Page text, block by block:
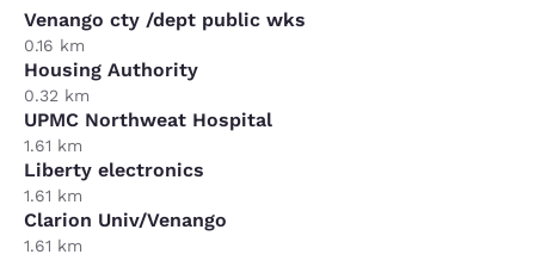
Venango cty /dept public wks
0.16 km
Housing Authority
0.32 km
UPMC Northweat Hospital
1.61 km
Liberty electronics
1.61 km
Clarion Univ/Venango
1.61 km